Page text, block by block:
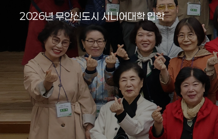
2026년 영암군 시니어대학 입학식
2026년 무안신도시 시니어대학 입학
2026년 영암군 시니어대학 입학식
2026년 무안신도시 시니어대학 입학
2026년 영암군 시니어대학 입학식
2026년 무안신도시 시니어대학 입학